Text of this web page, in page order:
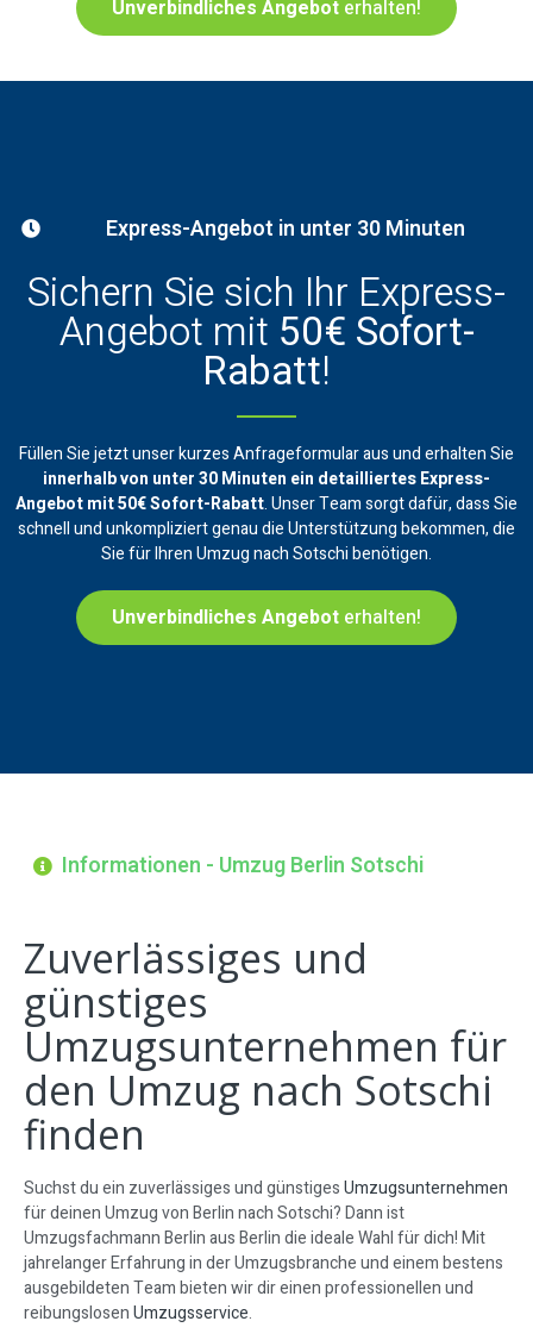
Unverbindliches Angebot erhalten!
Express-Angebot in unter 30 Minuten
Sichern Sie sich Ihr Express-
Angebot mit 50€ Sofort-
Rabatt!
Füllen Sie jetzt unser kurzes Anfrageformular aus und erhalten Sie
innerhalb von unter 30 Minuten ein detailliertes Express-
Angebot mit 50€ Sofort-Rabatt. Unser Team sorgt dafür, dass Sie
schnell und unkompliziert genau die Unterstützung bekommen, die
Sie für Ihren Umzug nach Sotschi benötigen.
Unverbindliches Angebot erhalten!
Informationen - Umzug Berlin Sotschi
Zuverlässiges und
günstiges
Umzugsunternehmen für
den Umzug nach Sotschi
finden
Suchst du ein zuverlässiges und günstigesUmzugsunternehmen
für deinen Umzug von Berlin nach Sotschi? Dann ist
Umzugsfachmann Berlin aus Berlin die ideale Wahl für dich! Mit
jahrelanger Erfahrung in der Umzugsbranche und einem bestens
ausgebildeten Team bieten wir dir einen professionellen und
reibungslosenUmzugsservice.